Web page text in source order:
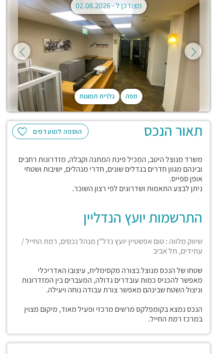
מפה גלרית תמונות
מצודכן ל -02.08.2026
הוספה למועדפים תאור הנכס
משרד מנוצל היטב, המכיל פינת המתנה וקבלה, מזדרונות רחבים
ובינהם מגוון חדרים בגדלים שונים, חדרי מנהלים, ישיבות ושטחי
אופן ספייס.
ניתן לבצע התאמות ושדרוגים לפי רצון השוכר.
התרשמות יועץ הנדליין
שיווק מלווה : טום אפשטיין יועץ נדל"ן מנהל נכסים, רמת החייל /
עתידים, תל אביב
שטחו של הנכס מנוצל בצורה מקסימלית, עיצובו האדריכלי
מאפשר להכניס כמות עובדרים גדולה, המעברים בין המזדרונות
וניצול השטח שבינהם מאפשר צורת עבודה נוחה ויעילה.
הנכס נמצא בקומפלקס מרשים מרכזי ופעיל מאוד, מיקום מצוין
במרכז רמת החייל.